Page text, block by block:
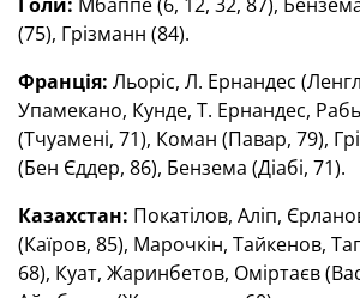
(75), Грізманн (84).
Франція: Льоріс, Л. Ернандес
Упамекано, Кунде, Т. Ернандес,
(Тчуамені, 71), Коман (Павар, 79),
(Бен Єддер, 86), Бензема (Діабі, 71).
Казахстан: Покатілов, Аліп,
(Каїров, 85), Марочкін, Тайкенов,
68), Куат, Жаринбетов, Оміртаєв